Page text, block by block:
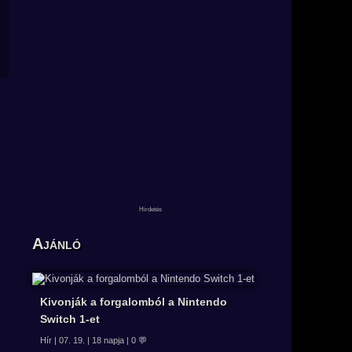
Ajánló
Kivonják a forgalomból a Nintendo
Switch 1-et
Hír | 07. 19. | 18 napja | 0 💬